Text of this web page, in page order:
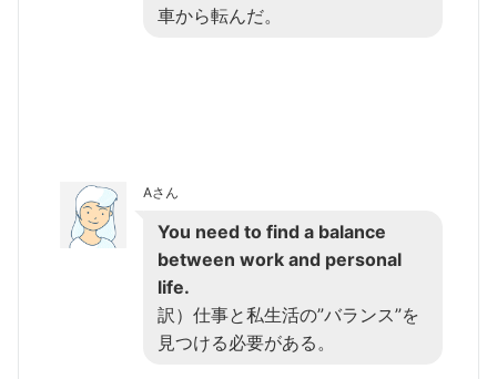
車から転んだ。
Aさん
You need to find a balance
between work and personal
life.
訳）仕事と私生活の”バランス”を
見つける必要がある。